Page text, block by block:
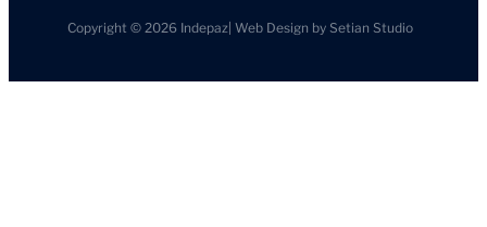
Copyright © 2026 Indepaz |Web Design bySetian Studio